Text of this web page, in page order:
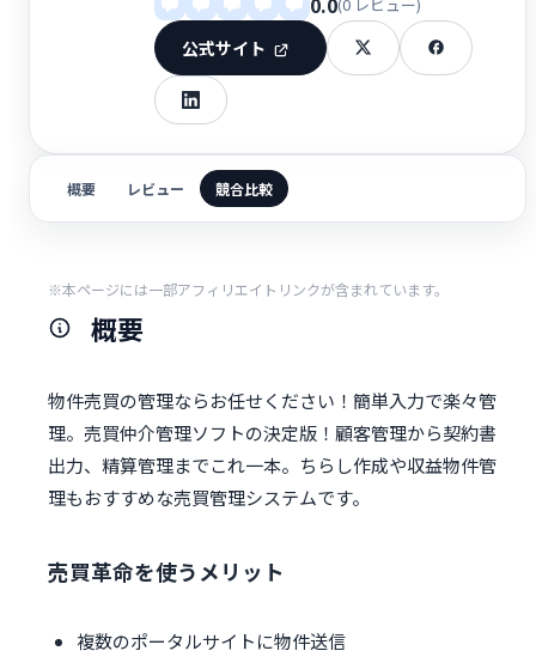
公式サイト
概要 レビュー 競合比較
※本ページには一部アフィリエイトリンクが含まれています。
概要
物件売買の管理ならお任せください！簡単入力で楽々管
理。売買仲介管理ソフトの決定版！顧客管理から契約書
出力、精算管理までこれ一本。ちらし作成や収益物件管
理もおすすめな売買管理システムです。
売買革命を使うメリット
複数のポータルサイトに物件送信